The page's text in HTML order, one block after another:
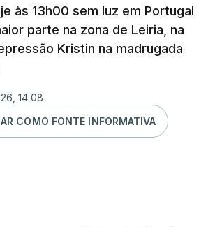
às 13h00 sem luz em Portugal
parte na zona de Leiria, na
Kristin na madrugada
14:08
COMO FONTE INFORMATIVA